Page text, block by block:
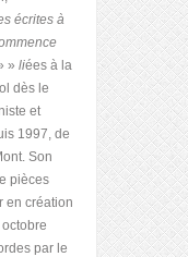
écrites à
» liées à la
dès le
et
1997, de
Son
pièces
en création
par le